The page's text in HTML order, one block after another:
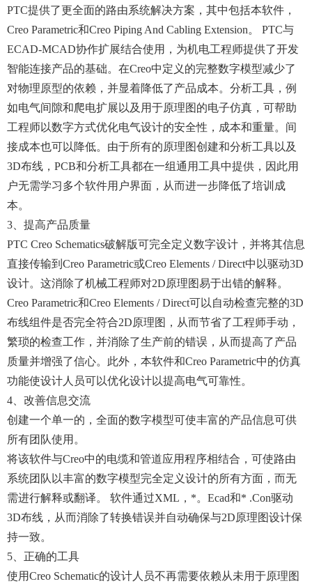
PTC提供了更全面的路由系统解决方案，其中包括本软件，
Creo Parametric和Creo Piping And Cabling Extension。 PTC与
ECAD-MCAD协作扩展结合使用，为机电工程师提供了开发
智能连接产品的基础。在Creo中定义的完整数字模型减少了
对物理原型的依赖，并显着降低了产品成本。分析工具，例
如电气间隙和爬电扩展以及用于原理图的电子仿真，可帮助
工程师以数字方式优化电气设计的安全性，成本和重量。间
接成本也可以降低。由于所有的原理图创建和分析工具以及
3D布线，PCB和分析工具都在一组通用工具中提供，因此用
户无需学习多个软件用户界面，从而进一步降低了培训成
本。
3、提高产品质量
PTC Creo Schematics破解版可完全定义数字设计，并将其信息
直接传输到Creo Parametric或Creo Elements / Direct中以驱动3D
设计。这消除了机械工程师对2D原理图易于出错的解释。
Creo Parametric和Creo Elements / Direct可以自动检查完整的3D
布线组件是否完全符合2D原理图，从而节省了工程师手动，
繁琐的检查工作，并消除了生产前的错误，从而提高了产品
质量并增强了信心。此外，本软件和Creo Parametric中的仿真
功能使设计人员可以优化设计以提高电气可靠性。
4、改善信息交流
创建一个单一的，全面的数字模型可使丰富的产品信息可供
所有团队使用。
将该软件与Creo中的电缆和管道应用程序相结合，可使路由
系统团队以丰富的数字模型完全定义设计的所有方面，而无
需进行解释或翻译。 软件通过XML，*。ecad和* .con驱动
3D布线，从而消除了转换错误并自动确保与2D原理图设计保
持一致。
5、正确的工具
使用Creo Schematic的设计人员不再需要依赖从未用于原理图